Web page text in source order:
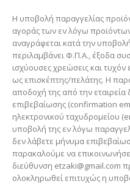
Η υποβολή παραγγελίας
αγοράς των εν λόγω
αναγράφεται κατά την
περιλαμβάνει Φ.Π.Α., έξοδα
ισχύουσες χρεώσεις και τυχόν
ως επισκέπτης/πελάτης. Η
αποδοχή της από την
επιβεβαίωσης (confirmation
ηλεκτρονικού ταχυδρομείου
υποβολή της εν λόγω
δεν λάβετε μήνυμα
παρακαλούμε να
διεύθυνση etzaki@gmail.com
ολοκληρωθεί επιτυχώς η